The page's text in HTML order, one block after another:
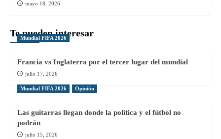
mayo 18, 2026
Te pueden interesar
Mundial FIFA 2026
Francia vs Inglaterra por el tercer lugar del mundial
julio 17, 2026
Mundial FIFA 2026 Opinión
Las guitarras llegan donde la política y el fútbol no
podrán
julio 15, 2026